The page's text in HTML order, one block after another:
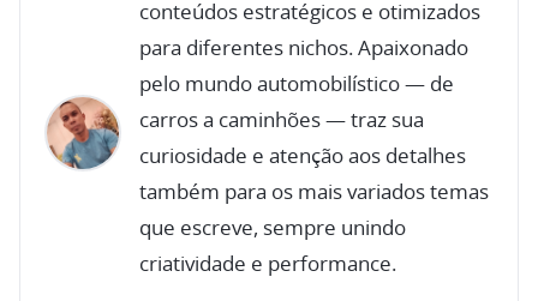
conteúdos estratégicos e otimizados
para diferentes nichos. Apaixonado
pelo mundo automobilístico — de
carros a caminhões — traz sua
curiosidade e atenção aos detalhes
também para os mais variados temas
que escreve, sempre unindo
criatividade e performance.